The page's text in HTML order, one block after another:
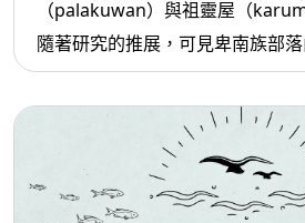
（palakuwan）與祖靈屋（
隨著研究的推展，可見卑南族部
當多元，而呈現出在語言與文化